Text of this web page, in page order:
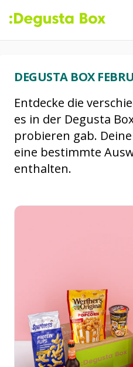
DEGUSTA BOX
Entdecke die
es in der Degusta
probieren gab.
eine bestimmte
enthalten.